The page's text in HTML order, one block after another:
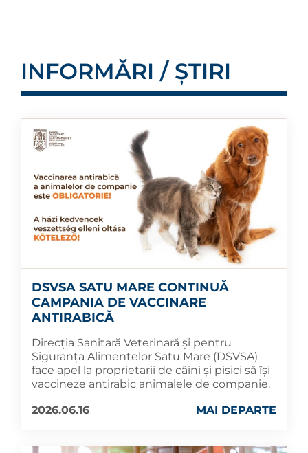
INFORMĂRI / ȘTIRI
DSVSA SATU MARE CONTINUĂ
CAMPANIA DE VACCINARE
ANTIRABICĂ
Direcția Sanitară Veterinară și pentru
Siguranța Alimentelor Satu Mare (DSVSA)
face apel la proprietarii de câini și pisici să își
vaccineze antirabic animalele de companie.
2026.06.16
MAI DEPARTE